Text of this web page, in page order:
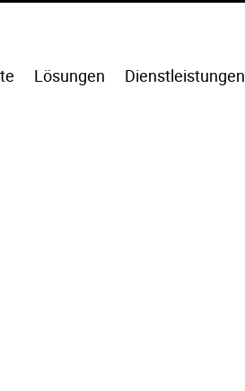
Lösungen Dienstleistungen